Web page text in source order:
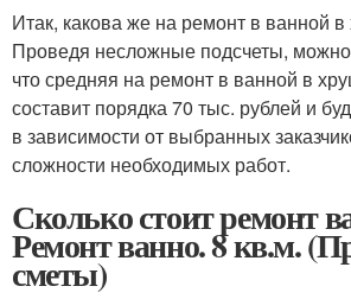
Итак, какова же на ремонт в ванной
Проведя несложные подсчеты, можно
что средняя на ремонт в ванной в
составит порядка 70 тыс. рублей и
в зависимости от выбранных
сложности необходимых работ.
Сколько стоит ремонт
Ремонт ванно. 8 кв.м.
сметы)